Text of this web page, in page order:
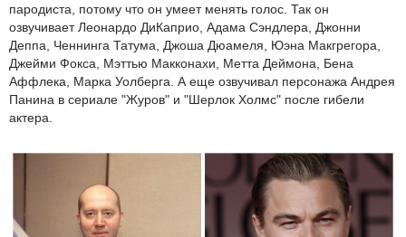
пародиста, потому что он умеет менять голос. Так он
озвучивает Леонардо ДиКаприо, Адама Сэндлера, Джонни
Деппа, Ченнинга Татума, Джоша Дюамеля, Юэна Макгрегора,
Джейми Фокса, Мэттью Макконахи, Метта Деймона, Бена
Аффлека, Марка Уолберга. А еще озвучивал персонажа Андрея
Панина в сериале "Журов" и "Шерлок Холмс" после гибели
актера.